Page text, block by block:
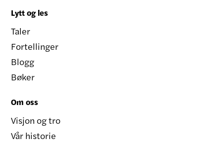
Lytt og les
Taler
Fortellinger
Blogg
Bøker
Om oss
Visjon og tro
Vår historie